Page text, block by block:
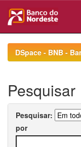
navigationDSpace - BNB -
Pesquisar
Pesquisar:
por